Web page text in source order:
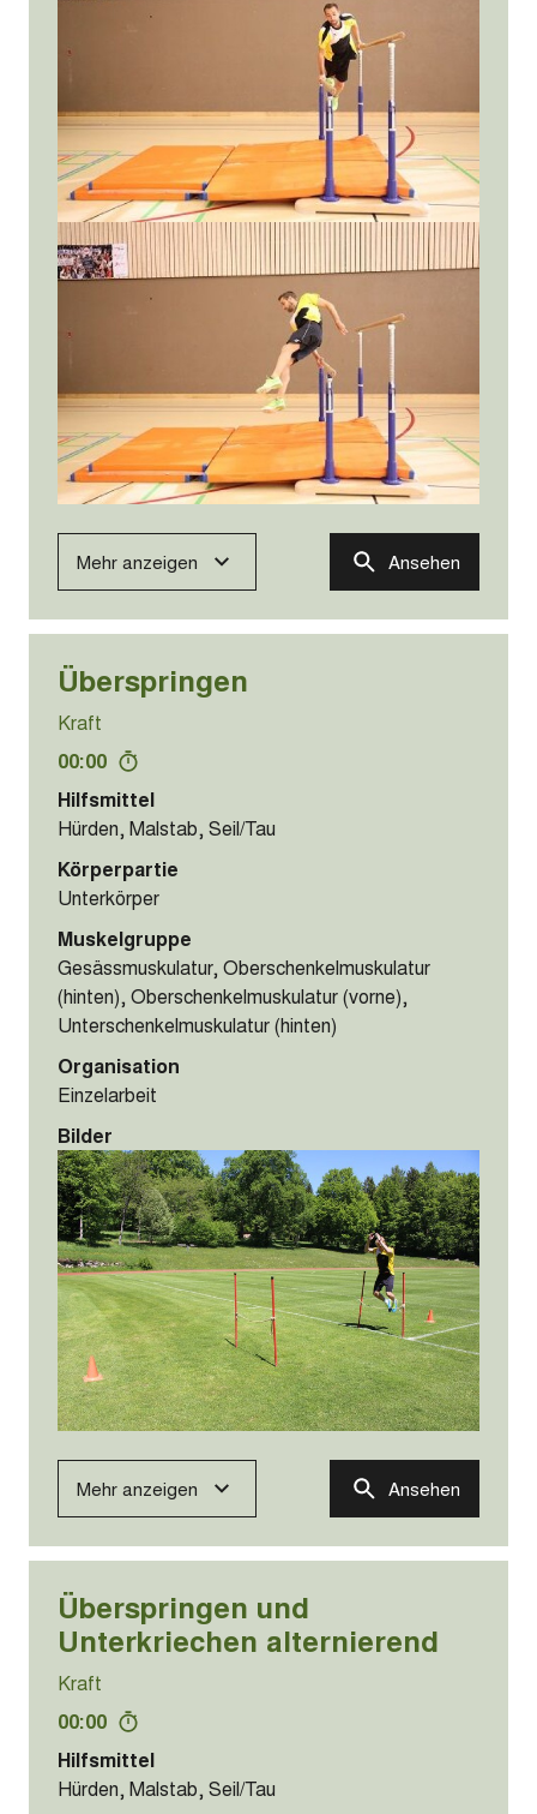
Mehr anzeigen Ansehen
Überspringen
Kraft
00:00
Hilfsmittel
Hürden, Malstab, Seil/Tau
Körperpartie
Unterkörper
Muskelgruppe
Gesässmuskulatur, Oberschenkelmuskulatur
(hinten), Oberschenkelmuskulatur (vorne),
Unterschenkelmuskulatur (hinten)
Organisation
Einzelarbeit
Bilder
Mehr anzeigen Ansehen
Überspringen und
Unterkriechen alternierend
Kraft
00:00
Hilfsmittel
Hürden, Malstab, Seil/Tau